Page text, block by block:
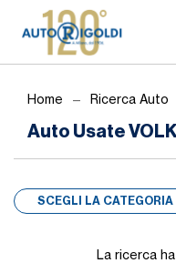
Auto Usate
Home Ricerca Auto
SCEGLI LA CATEGORIA
La ricerca